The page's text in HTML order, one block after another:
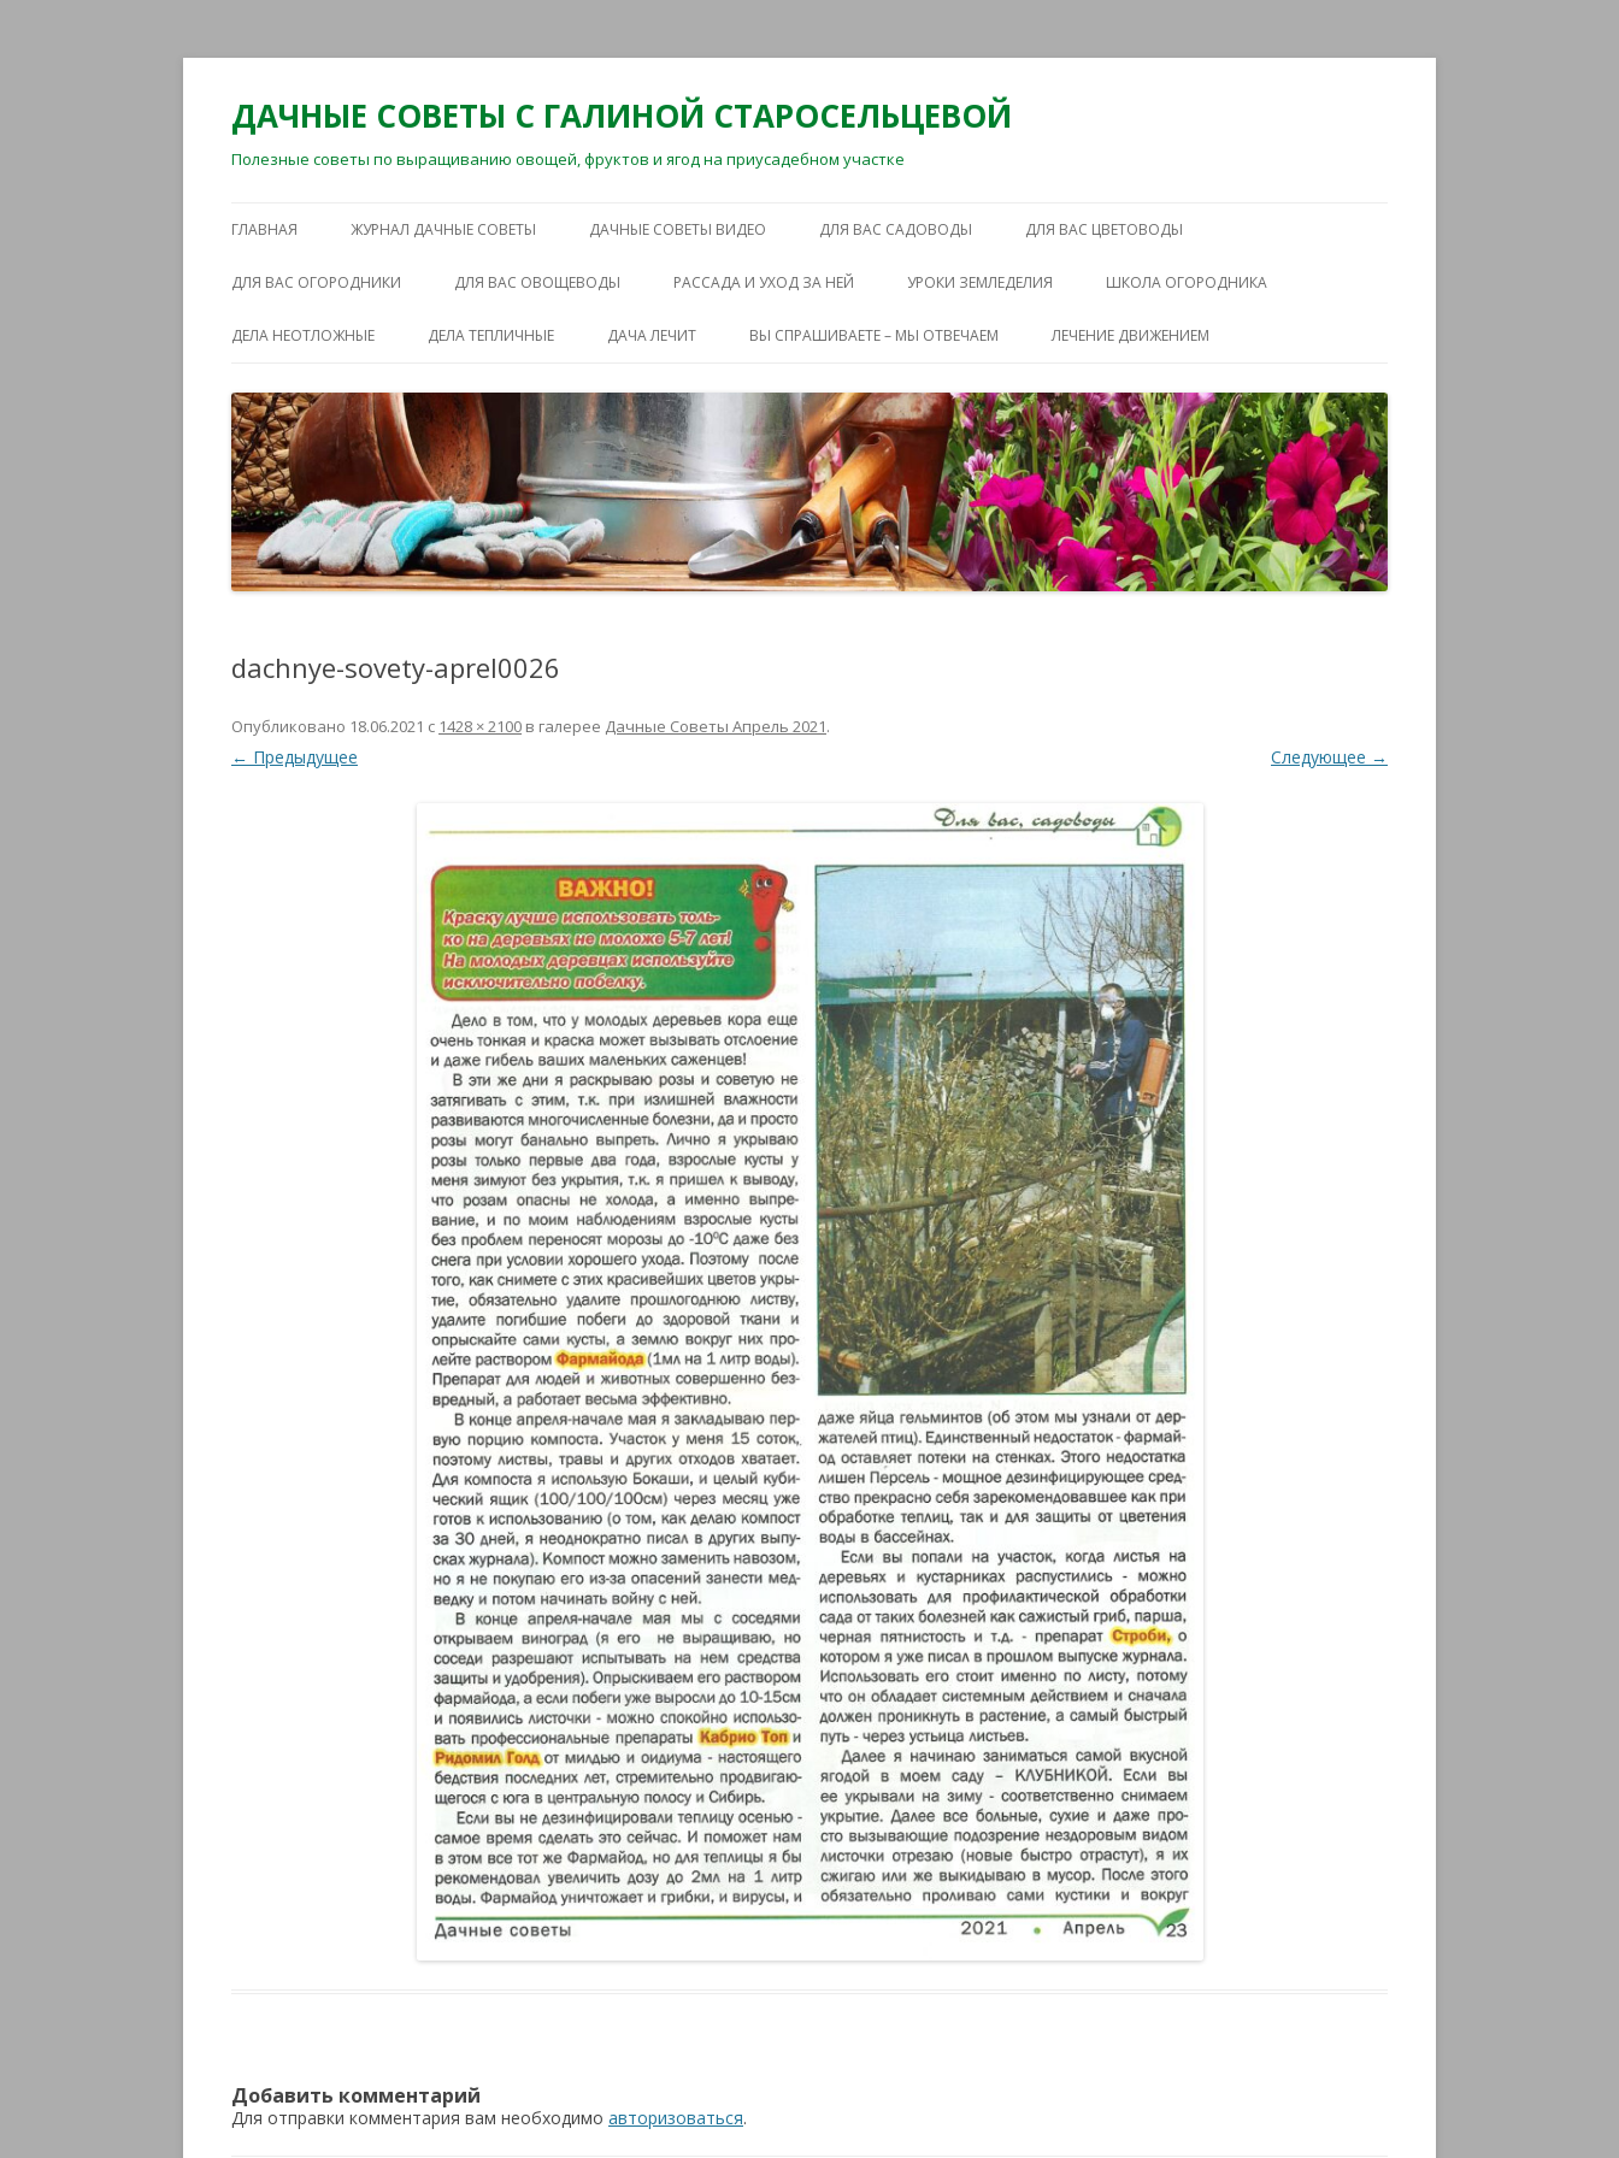
ДАЧНЫЕ СОВЕТЫ С ГАЛИНОЙ СТАРОСЕЛЬЦЕВОЙ
Полезные советы по выращиванию овощей, фруктов и ягод на приусадебном участке
содержимому
ГЛАВНАЯ ЖУРНАЛ ДАЧНЫЕ СОВЕТЫ ДАЧНЫЕ СОВЕТЫ ВИДЕО ДЛЯ ВАС САДОВОДЫ ДЛЯ ВАС ЦВЕТОВОДЫ
ДЛЯ ВАС ОГОРОДНИКИ ДЛЯ ВАС ОВОЩЕВОДЫ РАССАДА И УХОД ЗА НЕЙ УРОКИ ЗЕМЛЕДЕЛИЯ ШКОЛА ОГОРОДНИКА
ДЕЛА НЕОТЛОЖНЫЕ ДЕЛА ТЕПЛИЧНЫЕ ДАЧА ЛЕЧИТ ВЫ СПРАШИВАЕТЕ – МЫ ОТВЕЧАЕМ ЛЕЧЕНИЕ ДВИЖЕНИЕМ
dachnye-sovety-aprel0026
Опубликовано 18.06.2021 с 1428 × 2100 в галерее Дачные Советы Апрель 2021.
← Предыдущее Следующее →
Добавить комментарий
Для отправки комментария вам необходимо авторизоваться.